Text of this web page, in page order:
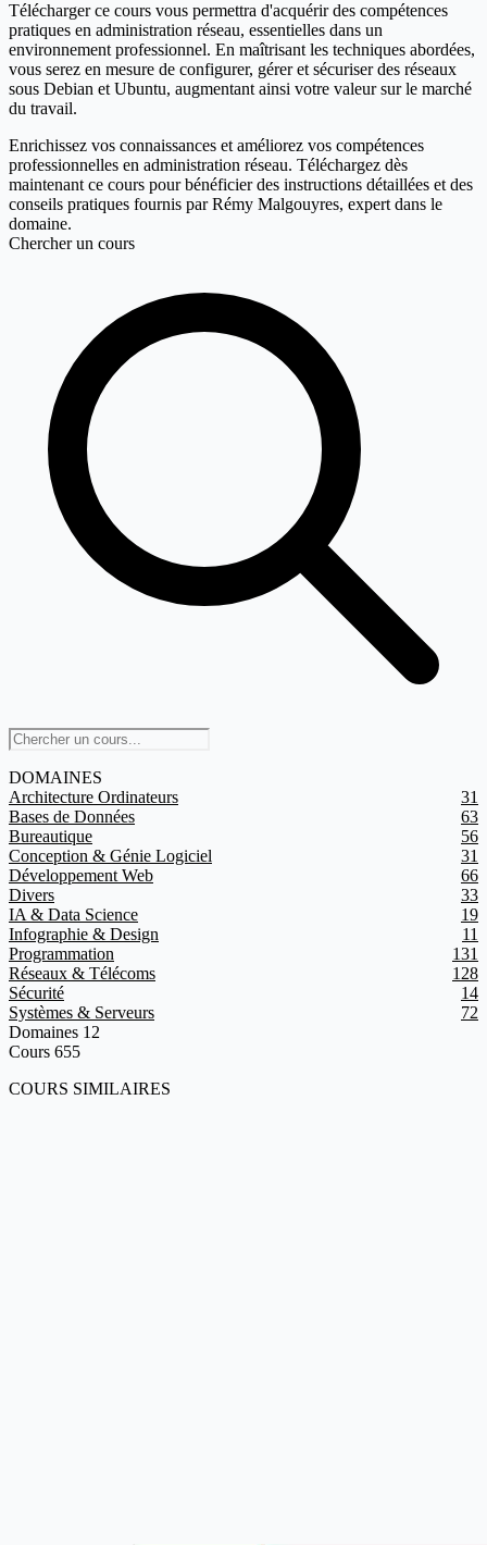
Télécharger ce cours vous permettra d'acquérir des compétences
pratiques en administration réseau, essentielles dans un
environnement professionnel. En maîtrisant les techniques abordées,
vous serez en mesure de configurer, gérer et sécuriser des réseaux
sous Debian et Ubuntu, augmentant ainsi votre valeur sur le marché
du travail.
Enrichissez vos connaissances et améliorez vos compétences
professionnelles en administration réseau. Téléchargez dès
maintenant ce cours pour bénéficier des instructions détaillées et des
conseils pratiques fournis par Rémy Malgouyres, expert dans le
domaine.
Chercher un cours
DOMAINES
Architecture Ordinateurs
31
Bases de Données
63
Bureautique
56
Conception & Génie Logiciel
31
Développement Web
66
Divers
33
IA & Data Science
19
Infographie & Design
11
Programmation
131
Réseaux & Télécoms
128
Sécurité
14
Systèmes & Serveurs
72
Domaines 12
Cours 655
COURS SIMILAIRES